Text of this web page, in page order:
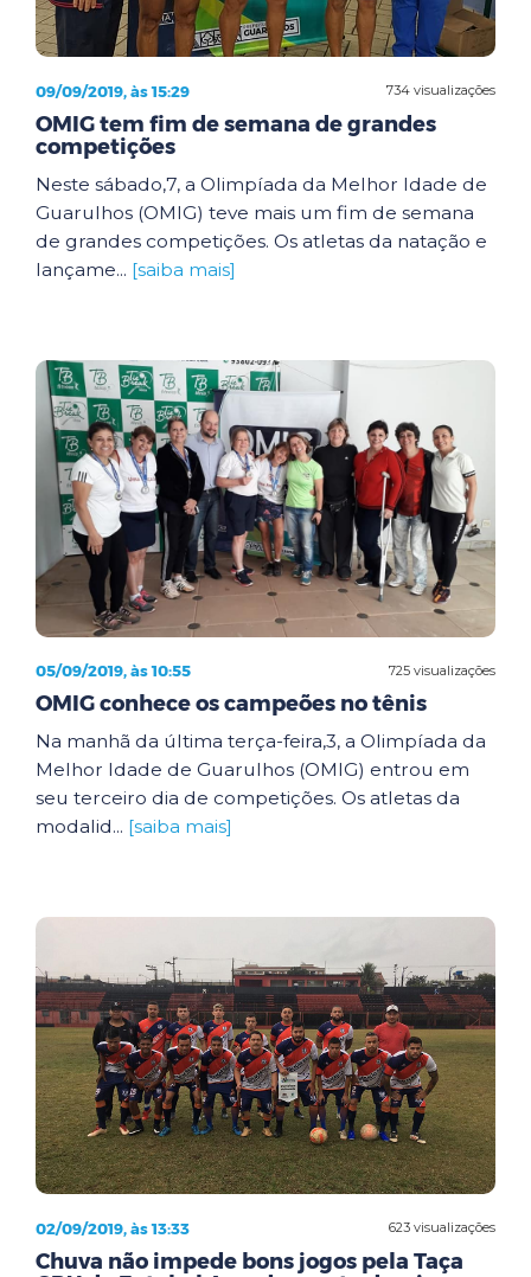
734 visualizações
09/09/2019, às 15:29
OMIG tem fim de semana de grandes
competições
Neste sábado,7, a Olimpíada da Melhor Idade de
Guarulhos (OMIG) teve mais um fim de semana
de grandes competições. Os atletas da natação e
lançame... [saiba mais]
725 visualizações
05/09/2019, às 10:55
OMIG conhece os campeões no tênis
Na manhã da última terça-feira,3, a Olimpíada da
Melhor Idade de Guarulhos (OMIG) entrou em
seu terceiro dia de competições. Os atletas da
modalid... [saiba mais]
623 visualizações
02/09/2019, às 13:33
Chuva não impede bons jogos pela Taça